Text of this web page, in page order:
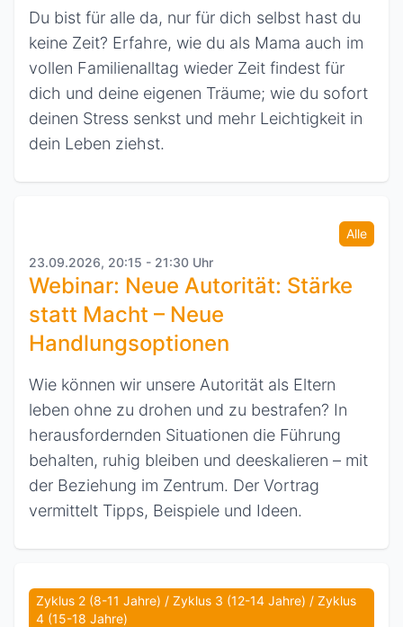
Du bist für alle da, nur für dich selbst hast du
keine Zeit? Erfahre, wie du als Mama auch im
vollen Familienalltag wieder Zeit findest für
dich und deine eigenen Träume; wie du sofort
deinen Stress senkst und mehr Leichtigkeit in
dein Leben ziehst.
Alle
23.09.2026, 20:15 - 21:30 Uhr
Webinar: Neue Autorität: Stärke
statt Macht – Neue
Handlungsoptionen
Wie können wir unsere Autorität als Eltern
leben ohne zu drohen und zu bestrafen? In
herausfordernden Situationen die Führung
behalten, ruhig bleiben und deeskalieren – mit
der Beziehung im Zentrum. Der Vortrag
vermittelt Tipps, Beispiele und Ideen.
Zyklus 2 (8-11 Jahre) / Zyklus 3 (12-14 Jahre) / Zyklus
4 (15-18 Jahre)